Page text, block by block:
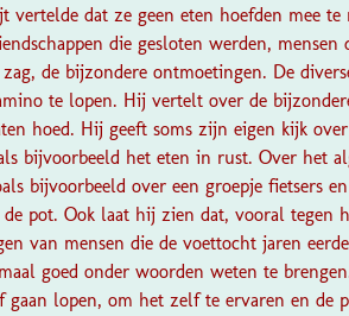
dat ze geen eten hoefden mee te
die gesloten werden, mensen
de bijzondere ontmoetingen. De
te lopen. Hij vertelt over de
hoed. Hij geeft soms zijn eigen kijk
bijvoorbeeld het eten in rust. Over het
bijvoorbeeld over een groepje fietsers
pot. Ook laat hij zien dat, vooral tegen
van mensen die de voettocht jaren
goed onder woorden weten te
lopen, om het zelf te ervaren en de